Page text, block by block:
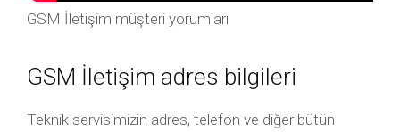
GSM İletişim müşteri yorumları
GSM İletişim adres bilgileri
Teknik servisimizin adres, telefon ve diğer bütün